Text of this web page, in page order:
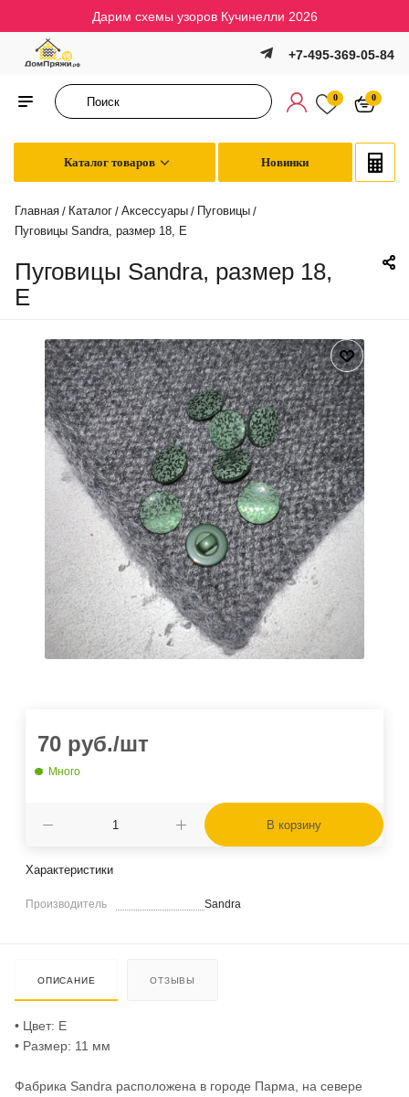
Дарим схемы узоров Кучинелли 2026
+7-495-369-05-84
0 0
Каталог товаров Новинки
Главная / Каталог / Аксессуары / Пуговицы /
Пуговицы Sandra, размер 18, E
Пуговицы Sandra, размер 18,
E
70 руб./шт
Много
В корзину
Характеристики
Производитель Sandra
ОПИСАНИЕ ОТЗЫВЫ
• Цвет: E
• Размер: 11 мм
Фабрика Sandra расположена в городе Парма, на севере